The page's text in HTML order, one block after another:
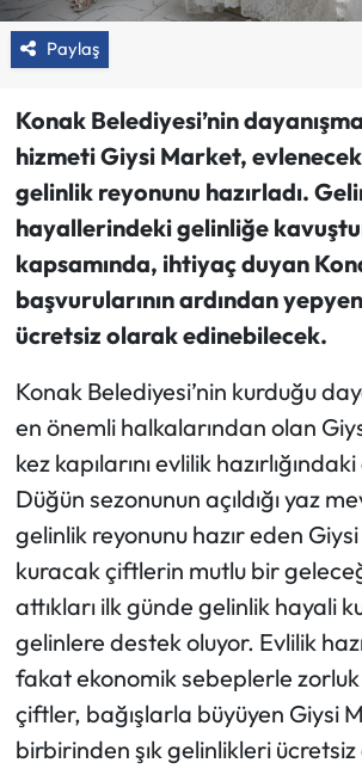
Paylaş
Konak Belediyesi’nin
hizmeti Giysi Market,
gelinlik reyonunu hazırladı.
hayallerindeki gelinliğe
kapsamında, ihtiyaç duyan
başvurularının ardından
ücretsiz olarak edinebilecek.
Konak Belediyesi’nin kurduğu
en önemli halkalarından olan
kez kapılarını evlilik
Düğün sezonunun açıldığı yaz
gelinlik reyonunu hazır eden
kuracak çiftlerin mutlu bir
attıkları ilk günde gelinlik hayali
gelinlere destek oluyor. Evlilik
fakat ekonomik sebeplerle
çiftler, bağışlarla büyüyen Giysi
birbirinden şık gelinlikleri